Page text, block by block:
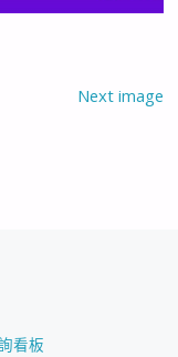
Next image
看板